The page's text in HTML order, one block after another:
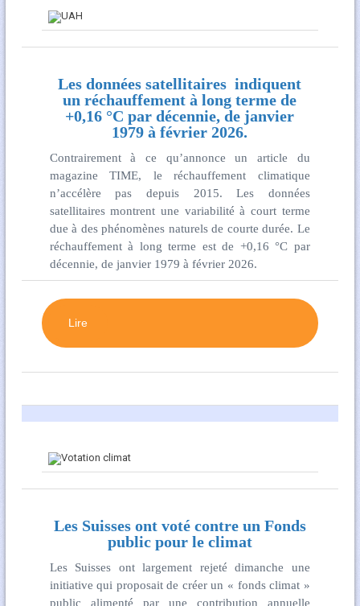
Les données satellitaires indiquent
un réchauffement à long terme de
+0,16 °C par décennie, de janvier
1979 à février 2026.
Contrairement à ce qu’annonce un article du
magazine TIME, le réchauffement climatique
n’accélère pas depuis 2015. Les données
satellitaires montrent une variabilité à court terme
due à des phénomènes naturels de courte durée. Le
réchauffement à long terme est de +0,16 °C par
décennie, de janvier 1979 à février 2026.
Lire
Les Suisses ont voté contre un Fonds
public pour le climat
Les Suisses ont largement rejeté dimanche une
initiative qui proposait de créer un « fonds climat »
public alimenté par une contribution annuelle